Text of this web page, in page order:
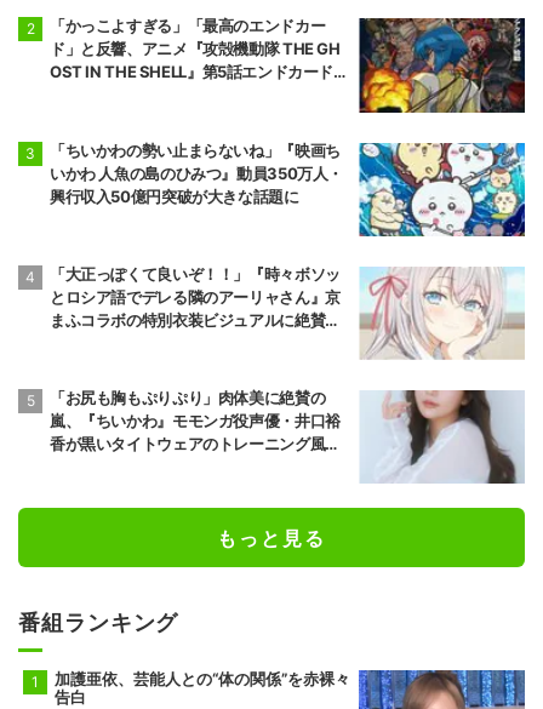
「かっこよすぎる」「最高のエンドカー
ド」と反響、アニメ『攻殻機動隊 THE GH
OST IN THE SHELL』第5話エンドカード公
「ちいかわの勢い止まらないね」『映画ち
いかわ 人魚の島のひみつ』動員350万人・
興行収入50億円突破が大きな話題に
「大正っぽくて良いぞ！！」『時々ボソッ
とロシア語でデレる隣のアーリャさん』京
まふコラボの特別衣装ビジュアルに絶賛の
「お尻も胸もぷりぷり」肉体美に絶賛の
嵐、『ちいかわ』モモンガ役声優・井口裕
香が黒いタイトウェアのトレーニング風景
もっと見る
番組ランキング
加護亜依、芸能人との“体の関係”を赤裸々
告白